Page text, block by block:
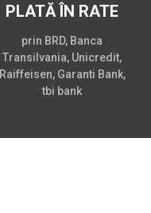
PLATĂ ÎN RATE
prin BRD, Banca
Transilvania, Unicredit,
Raiffeisen, Garanti Bank,
tbi bank